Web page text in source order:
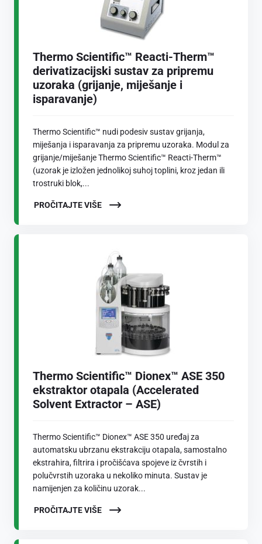
Thermo Scientific™ Reacti-Therm™
derivatizacijski sustav za pripremu
uzoraka (grijanje, miješanje i
isparavanje)
Thermo Scientific™ nudi podesiv sustav grijanja,
miješanja i isparavanja za pripremu uzoraka. Modul za
grijanje/miješanje Thermo Scientific™ Reacti-Therm™
(uzorak je izložen jednolikoj suhoj toplini, kroz jedan ili
trostruki blok,...
PROČITAJTE VIŠE
Thermo Scientific™ Dionex™ ASE 350
ekstraktor otapala (Accelerated
Solvent Extractor – ASE)
Thermo Scientific™ Dionex™ ASE 350 uređaj za
automatsku ubrzanu ekstrakciju otapala, samostalno
ekstrahira, filtrira i pročišćava spojeve iz čvrstih i
polučvrstih uzoraka u nekoliko minuta. Sustav je
namijenjen za količinu uzorak...
PROČITAJTE VIŠE